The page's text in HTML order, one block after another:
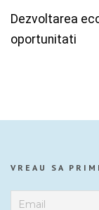
Dezvoltarea
oportunitati
VREAU SA